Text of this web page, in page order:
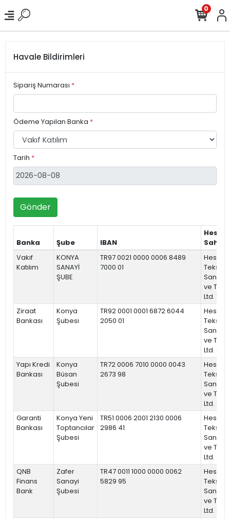
0
Havale Bildirimleri
Sipariş Numarası *
Ödeme Yapilan Banka *
Tarih *
Gönder
Banka Şube IBAN
Hesap
Sahibi
Vakıf
Katılım
KONYA
SANAYİ
ŞUBE
TR97 0021 0000 0006 8489
7000 01
Hesna
Tekstil
Sanayi
ve Tic.
Ltd. Şti.
Ziraat
Bankası
Konya
Şubesi
TR92 0001 0001 6872 6044
2050 01
Hesna
Tekstil
Sanayi
ve Tic.
Ltd. Şti.
Yapı Kredi
Bankası
Konya
Büsan
Şubesi
TR72 0006 7010 0000 0043
2673 98
Hesna
Tekstil
Sanayi
ve Tic.
Ltd. Şti.
Garanti
Bankası
Konya Yeni
Toptancılar
Şubesi
TR51 0006 2001 2130 0006
2986 41
Hesna
Tekstil
Sanayi
ve Tic.
Ltd. Şti.
QNB
Finans
Bank
Zafer
Sanayi
Şubesi
TR47 0011 1000 0000 0062
5829 95
Hesna
Tekstil
Sanayi
ve Tic.
Ltd. Şti.